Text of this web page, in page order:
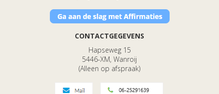
CONTACTGEGEVENS
Hapseweg 15
5446-XM, Wanroij
(Alleen op afspraak)